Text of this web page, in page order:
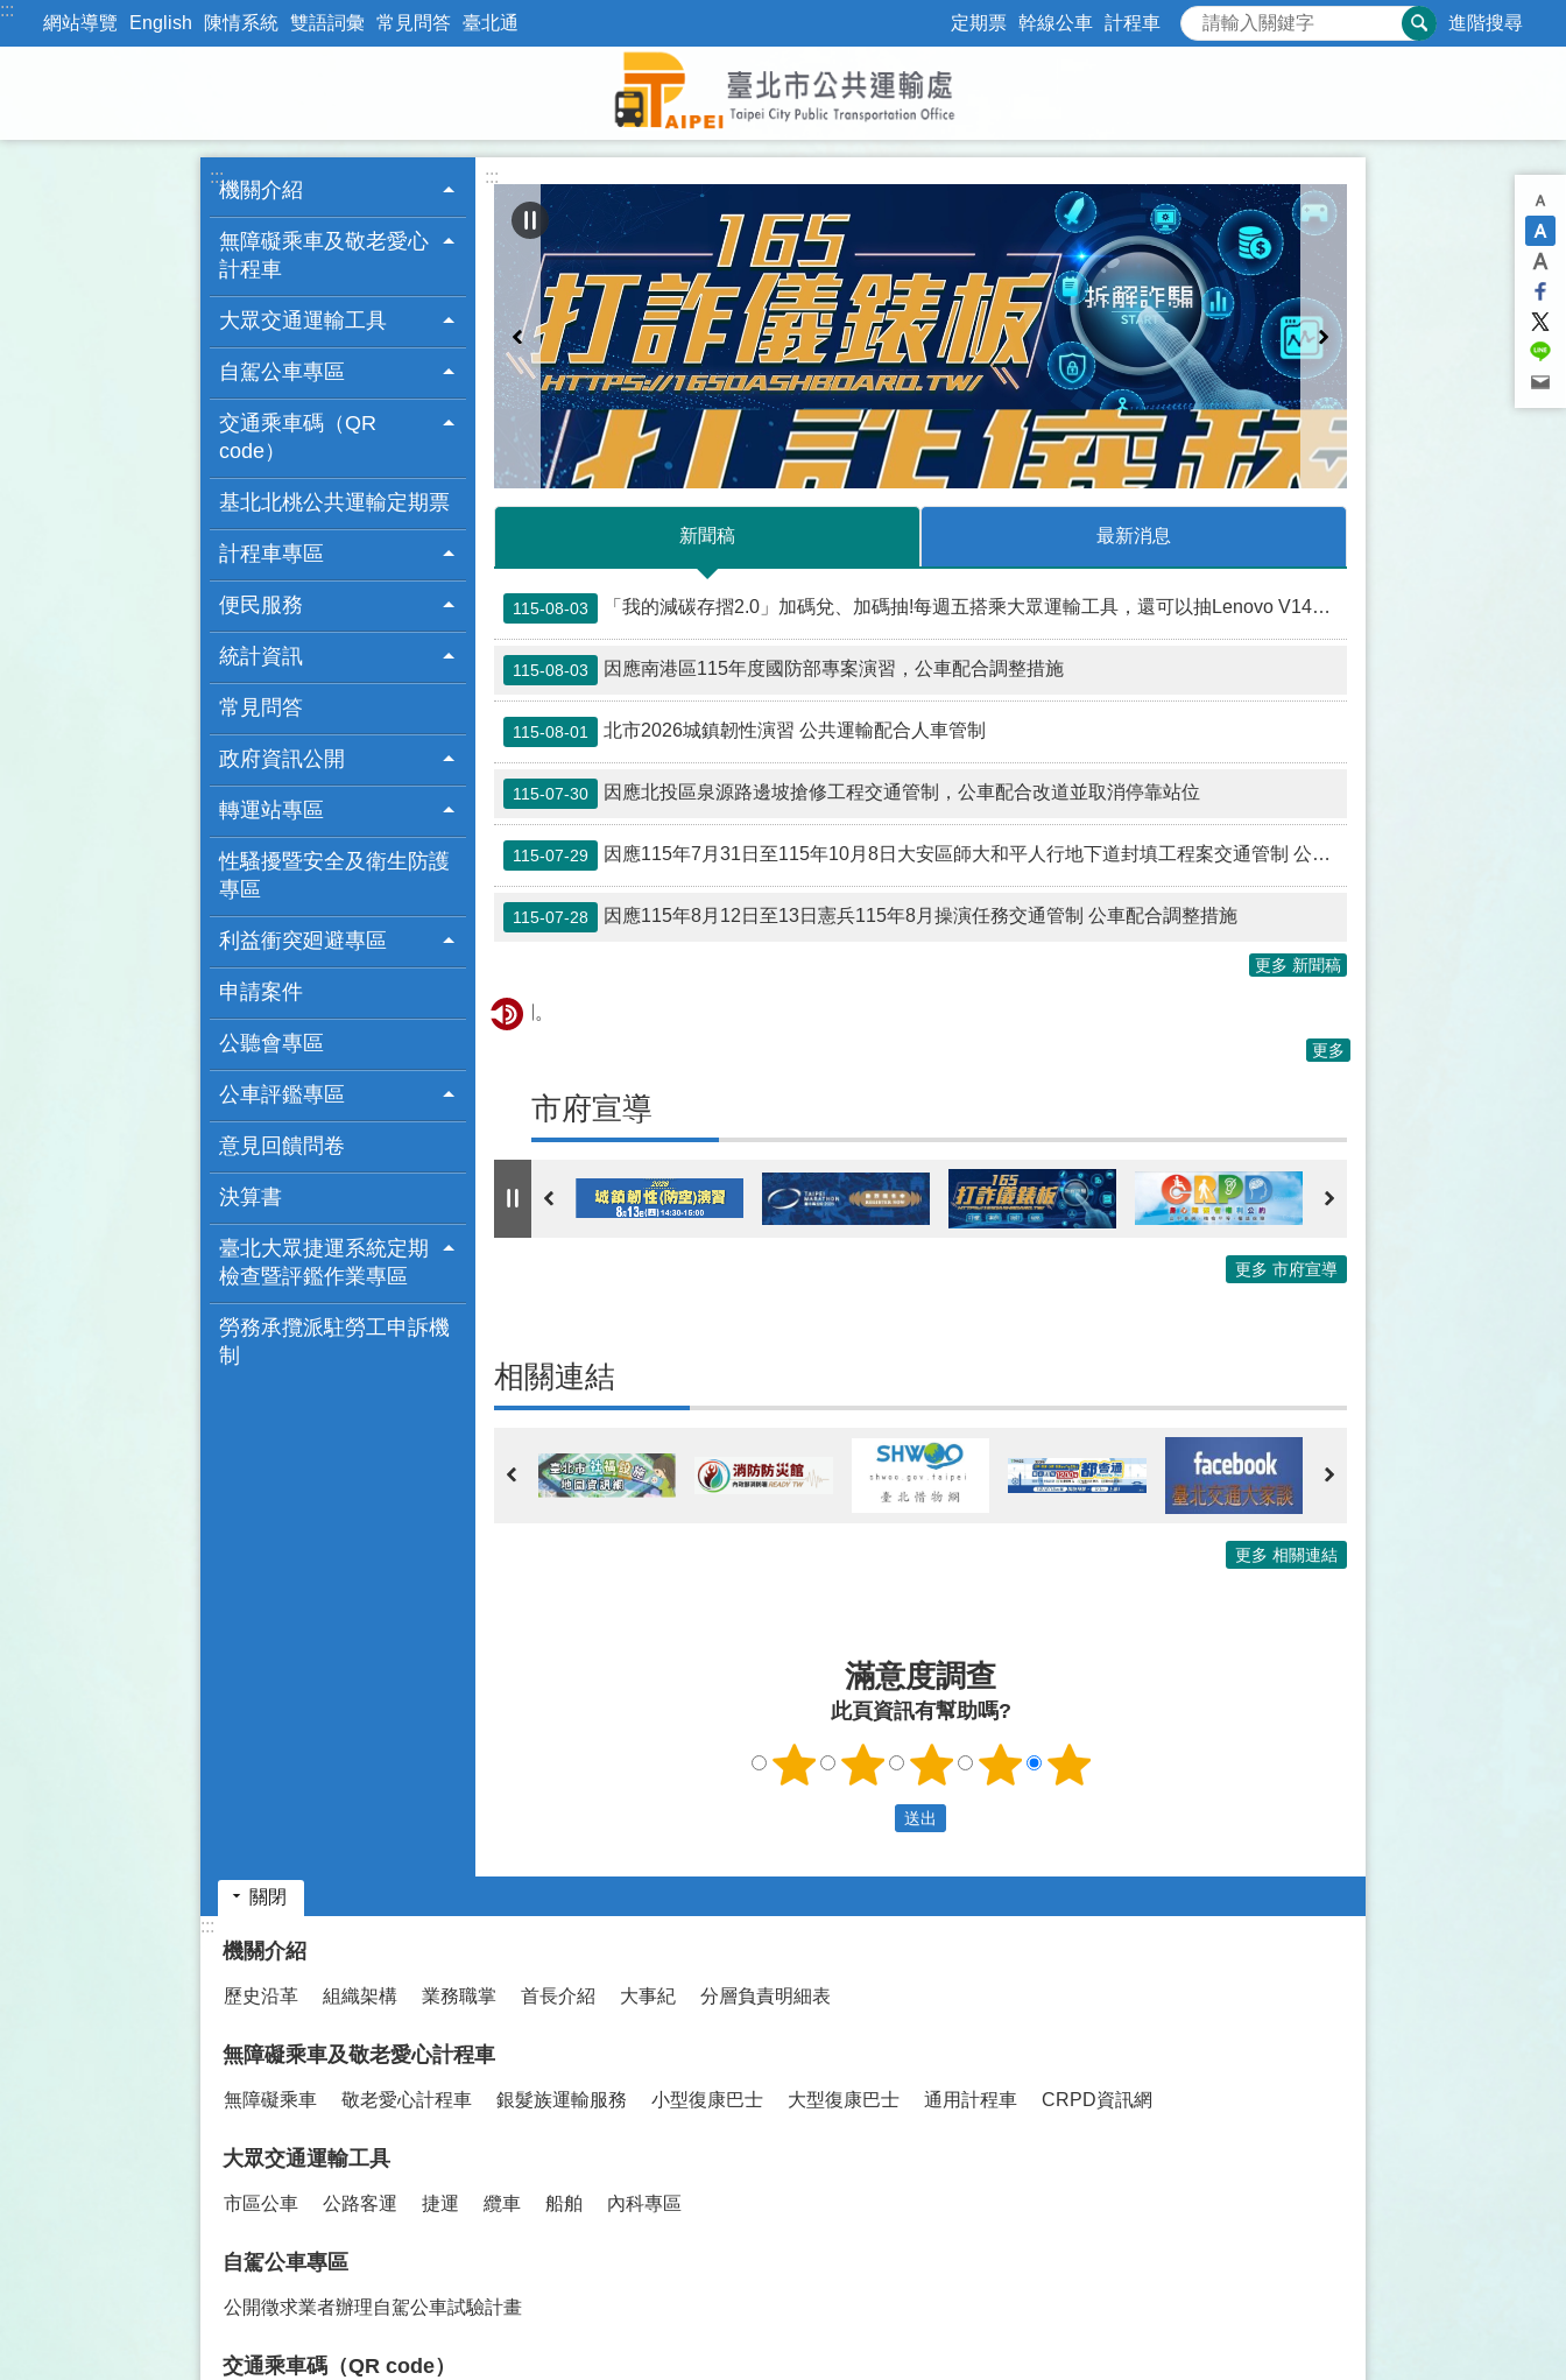
跳到主要內容區塊
:::
網站導覽 English 陳情系統 雙語詞彙 常見問答 臺北通 定期票 幹線公車 計程車 進階搜尋
:::
機關介紹
無障礙乘車及敬老愛心
計程車
大眾交通運輸工具
自駕公車專區
交通乘車碼（QR
code）
基北北桃公共運輸定期票
計程車專區
便民服務
統計資訊
常見問答
政府資訊公開
轉運站專區
性騷擾暨安全及衛生防護
專區
利益衝突廻避專區
申請案件
公聽會專區
公車評鑑專區
意見回饋問卷
決算書
臺北大眾捷運系統定期
檢查暨評鑑作業專區
勞務承攬派駐勞工申訴機
制
:::
新聞稿 最新消息
115-08-03 「我的減碳存摺2.0」加碼兌、加碼抽!每週五搭乘大眾運輸工具，還可以抽Lenovo V14筆電、華航亞洲線不限航點來回機票!
115-08-03 因應南港區115年度國防部專案演習，公車配合調整措施
115-08-01 北市2026城鎮韌性演習 公共運輸配合人車管制
115-07-30 因應北投區泉源路邊坡搶修工程交通管制，公車配合改道並取消停靠站位
115-07-29 因應115年7月31日至115年10月8日大安區師大和平人行地下道封填工程案交通管制 公車配合調整行駛動線
115-07-28 因應115年8月12日至13日憲兵115年8月操演任務交通管制 公車配合調整措施
更多 新聞稿
更多
市府宣導
更多 市府宣導
相關連結
更多 相關連結
滿意度調查
此頁資訊有幫助嗎?
關閉
:::
機關介紹
歷史沿革 組織架構 業務職掌 首長介紹 大事紀 分層負責明細表
無障礙乘車及敬老愛心計程車
無障礙乘車 敬老愛心計程車 銀髮族運輸服務 小型復康巴士 大型復康巴士 通用計程車 CRPD資訊網
大眾交通運輸工具
市區公車 公路客運 捷運 纜車 船舶 內科專區
自駕公車專區
公開徵求業者辦理自駕公車試驗計畫
交通乘車碼（QR code）